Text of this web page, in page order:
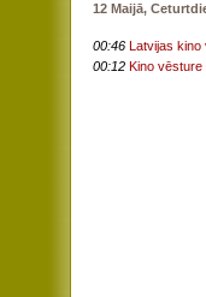
12 Maijā,
00:46 Latvijas kino
00:12 Kino vēsture